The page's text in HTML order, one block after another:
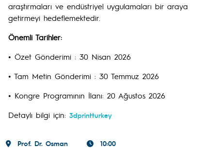
araştırmaları ve endüstriyel uygulamaları bir araya
getirmeyi hedeflemektedir.
Önemli Tarihler:
• Özet Gönderimi : 30 Nisan 2026
• Tam Metin Gönderimi : 30 Temmuz 2026
• Kongre Programının İlanı: 20 Ağustos 2026
Detaylı bilgi için: 3dprintturkey
Prof. Dr. Osman
10:00